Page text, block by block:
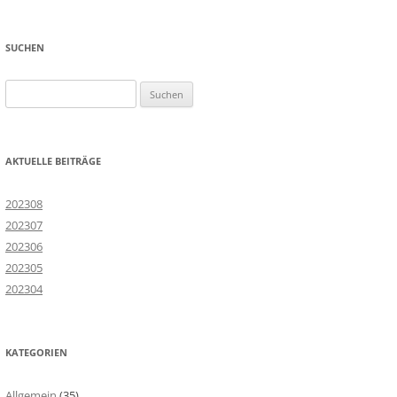
SUCHEN
nach:
AKTUELLE BEITRÄGE
202308
202307
202306
202305
202304
KATEGORIEN